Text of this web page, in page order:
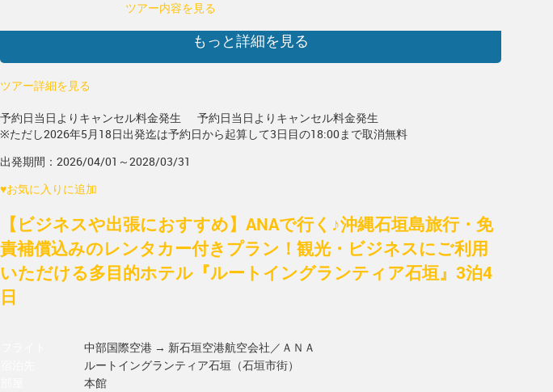
ツアー内容を見る
もっと詳細を見る
ツアー詳細を見る
予約日当日よりキャンセル料金発生
予約日当日よりキャンセル料金発生
※ただし2026年5月18日出発迄は予約日から起算して3日目の18:00まで取消無料
出発期間：2026/04/01～2028/03/31
♥お気に入りに追加
【ビジネスや出張におすすめ】ANAで行く♪沖縄石垣島旅行・免
責補償込みのレンタカー付きプラン！観光・ビジネスにご利用
いただける多目的ホテル『ルートイングランティア石垣』3泊4
日
中部国際空港 → 新石垣空港航空会社／ＡＮＡ
ルートイングランティア石垣（石垣市街）
本館